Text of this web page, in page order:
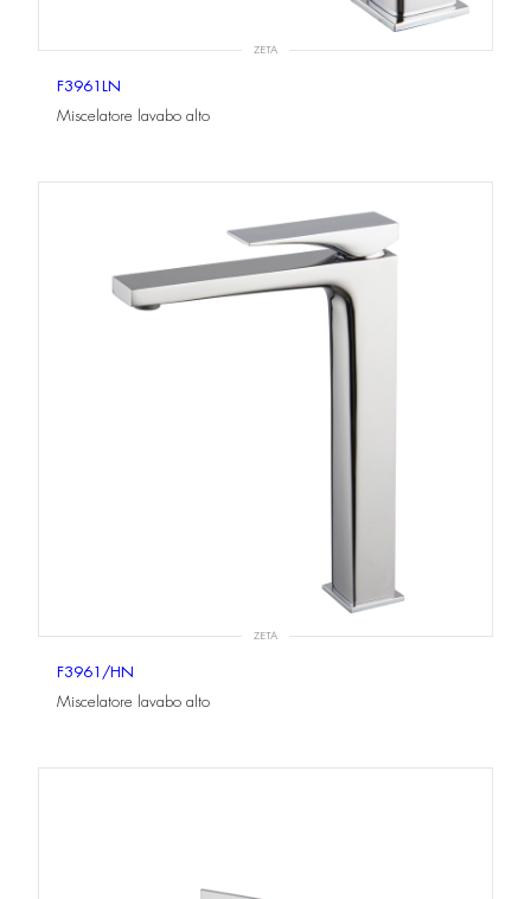
ZETA
F3961LN
Miscelatore lavabo alto
ZETA
F3961/HN
Miscelatore lavabo alto